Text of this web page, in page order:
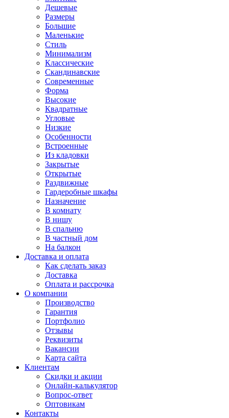
Дешевые
Размеры
Большие
Маленькие
Стиль
Минимализм
Классические
Скандинавские
Современные
Форма
Высокие
Квадратные
Угловые
Низкие
Особенности
Встроенные
Из кладовки
Закрытые
Открытые
Раздвижные
Гардеробные шкафы
Назначение
В комнату
В нишу
В спальню
В частный дом
На балкон
Доставка и оплата
Как сделать заказ
Доставка
Оплата и рассрочка
О компании
Производство
Гарантия
Портфолио
Отзывы
Реквизиты
Вакансии
Карта сайта
Клиентам
Скидки и акции
Онлайн-калькулятор
Вопрос-ответ
Оптовикам
Контакты